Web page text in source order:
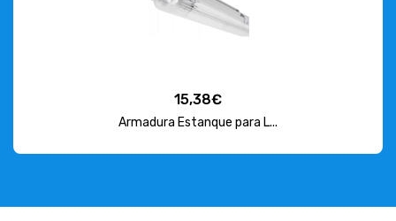
15,38€
Armadura Estanque para L...